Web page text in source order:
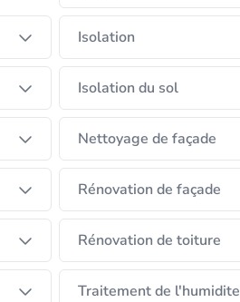
Isolation
Isolation du sol
Nettoyage de façade
Rénovation de façade
Rénovation de toiture
Traitement de l'humidite